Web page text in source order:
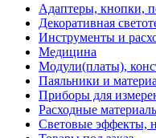
Адаптеры, кнопки,
Декоративная
Инструменты и
Медицина
Модули(платы),
Паяльники и
Приборы для
Расходные
Световые эффекты,